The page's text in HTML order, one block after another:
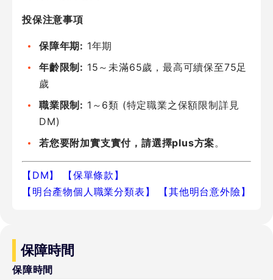
投保注意事項
保障年期: 1年期
年齡限制: 15～未滿65歲，最高可續保至75足
歲
職業限制: 1～6類 (特定職業之保額限制詳見
DM)
若您要附加實支實付，請選擇plus方案。
【DM】
【保單條款】
【明台產物個人職業分類表】
【其他明台意外險】
保障時間
保障時間